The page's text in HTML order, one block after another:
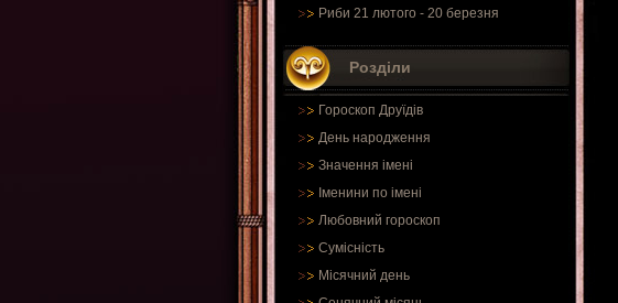
Риби 21 лютого - 20 березня
Розділи
Гороскоп Друїдів
День народження
Значення імені
Іменини по імені
Любовний гороскоп
Сумісність
Місячний день